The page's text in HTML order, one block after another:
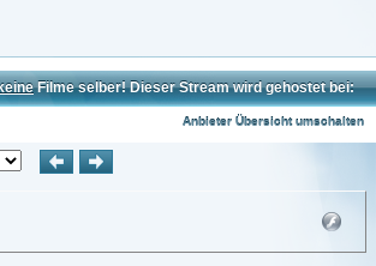
Filme selber! Dieser Stream wird gehostet bei:
Anbieter Übersicht umschalten